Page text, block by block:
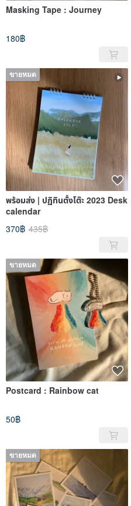
Masking Tape : Journey
180฿
ขายหมด
พร้อมส่ง | ปฏิทินตั้งโต๊ะ 2023 Desk
calendar
370฿ 435฿
ขายหมด
Postcard : Rainbow cat
50฿
ขายหมด